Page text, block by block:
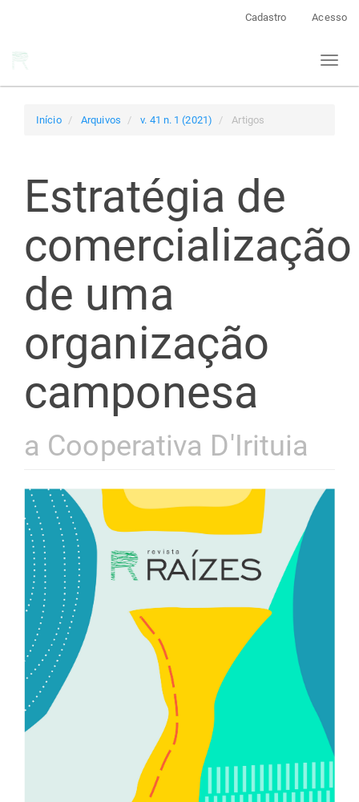
Cadastro Acesso
Toggle
Início Arquivos v. 41 n. 1 (2021) Artigos
Estratégia de
comercialização
de uma
organização
camponesa
a Cooperativa D'Irituia
Barra
lateral
de
artigos